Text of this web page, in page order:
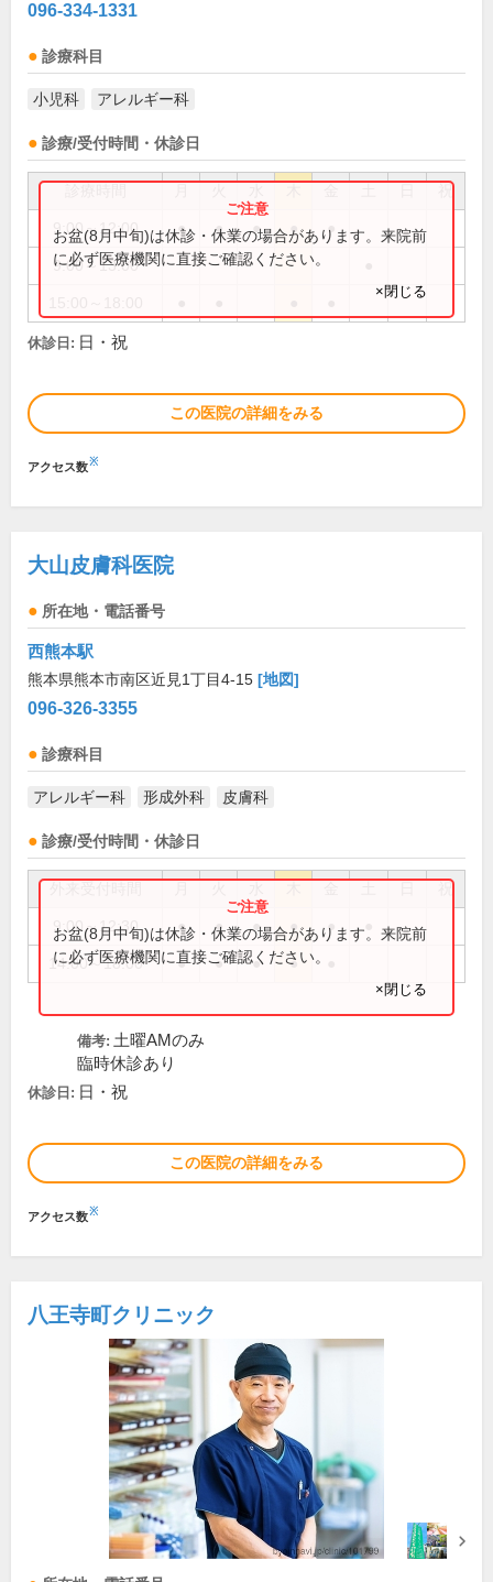
096-334-1331
診療科目
小児科 アレルギー科
診療/受付時間・休診日
祝
9:00～12:00 ● ● ● ● ●
9:00～13:00
お盆(8月中旬)は休診・休業の場合があります。来院前
に必ず医療機関に直接ご確認ください。
×閉じる
休診日: 日・祝
この医院の詳細をみる
アクセス数※
大山皮膚科医院
所在地・電話番号
西熊本駅
熊本県熊本市南区近見1丁目4-15 [地図]
096-326-3355
診療科目
アレルギー科 形成外科 皮膚科
診療/受付時間・休診日
祝
9:00～12:30 ● ● ● ● ●
14:00～18:00 ● ● ● ●
お盆(8月中旬)は休診・休業の場合があります。来院前
に必ず医療機関に直接ご確認ください。
×閉じる
備考: 土曜AMのみ
臨時休診あり
休診日: 日・祝
この医院の詳細をみる
アクセス数※
八王寺町クリニック